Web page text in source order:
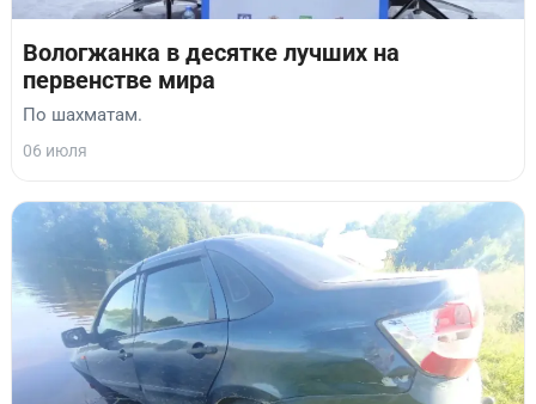
Вологжанка в десятке лучших на
первенстве мира
По шахматам.
06 июля